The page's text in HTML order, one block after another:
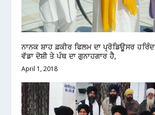
ਨਾਨਕ ਸ਼ਾਹ ਫ਼ਕੀਰ ਫਿਲਮ ਦਾ ਪ੍ਰੋਡਿਊਸਰ
ਵੱਡਾ ਦੋਸ਼ੀ ਤੇ ਪੰਥ ਦਾ ਗੁਨਾਹਗਾਰ ਹੈ,
April 1, 2018